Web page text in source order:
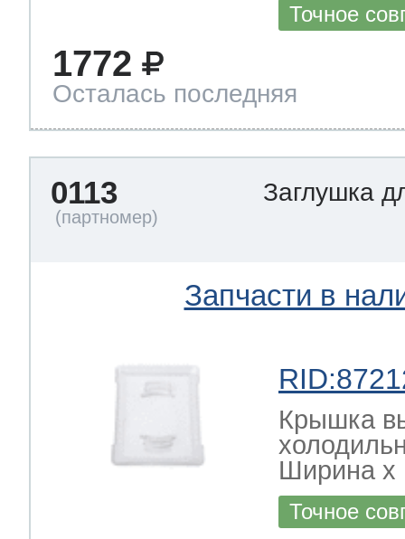
Точное
1772
Осталась последняя
0113 Заглушка
Запчасти в
Крышка
Ширина х
Точное